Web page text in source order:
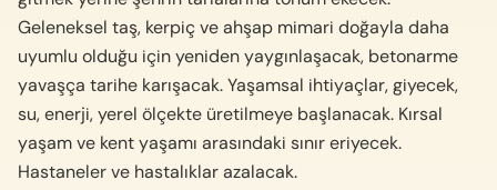
Geleneksel taş, kerpiç ve ahşap mimari doğayla daha
uyumlu olduğu için yeniden yaygınlaşacak, betonarme
yavaşça tarihe karışacak. Yaşamsal ihtiyaçlar, giyecek,
su, enerji, yerel ölçekte üretilmeye başlanacak. Kırsal
yaşam ve kent yaşamı arasındaki sınır eriyecek.
Hastaneler ve hastalıklar azalacak.